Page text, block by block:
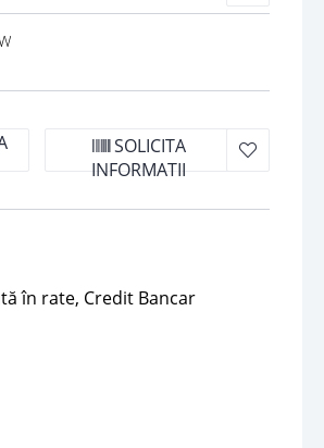
SOLICITA
INFORMATII
în rate, Credit Bancar